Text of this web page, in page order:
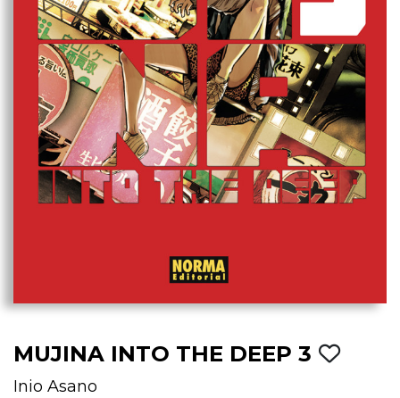
MUJINA INTO THE DEEP 3
Inio Asano